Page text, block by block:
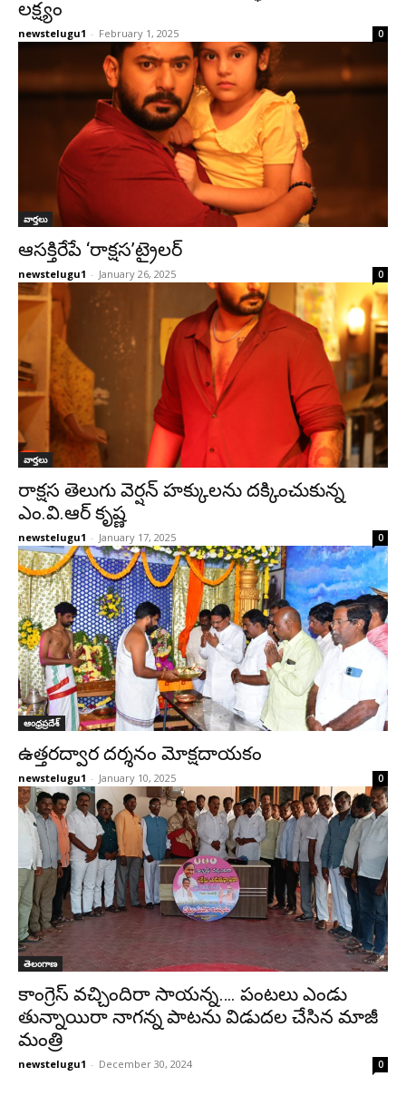
లక్ష్యం
newstelugu1 - February 1, 2025 0
వార్తలు
ఆసక్తిరేపే ‘రాక్షస’ట్రైలర్
newstelugu1 - January 26, 2025 0
వార్తలు
రాక్షస తెలుగు వెర్షన్ హక్కులను దక్కించుకున్న
ఎం.వి.ఆర్ కృష్ణ
newstelugu1 - January 17, 2025 0
ఆంధ్రప్రదేశ్‌
ఉత్తరద్వార దర్శనం మోక్షదాయకం
newstelugu1 - January 10, 2025 0
తెలంగాణ
కాంగ్రెస్ వచ్చిందిరా సాయన్న…. పంటలు ఎండు
తున్నాయిరా నాగన్న పాటను విడుదల చేసిన మాజీ
మంత్రి
newstelugu1 - December 30, 2024 0